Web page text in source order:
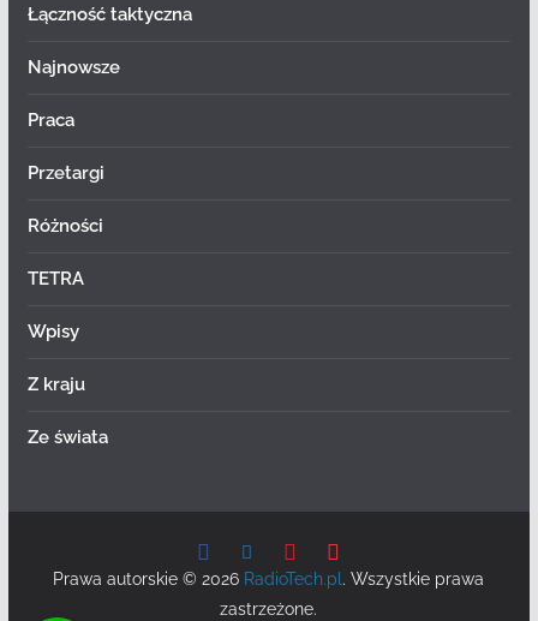
Łączność taktyczna
Najnowsze
Praca
Przetargi
Różności
TETRA
Wpisy
Z kraju
Ze świata
Prawa autorskie © 2026 RadioTech.pl . Wszystkie prawa
zastrzeżone.